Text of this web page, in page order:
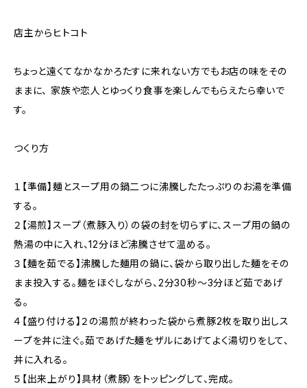
店主からヒトコト
ちょっと遠くてなかなかろたすに来れない方でもお店の味をその
ままに、 家族や恋人とゆっくり食事を楽しんでもらえたら幸いで
す。
つくり方
１【準備】麺とスープ用の鍋二つに沸騰したたっぷりのお湯を準備
する。
２【湯煎】スープ（煮豚入り）の袋の封を切らずに、スープ用の鍋の
熱湯の中に入れ、12分ほど沸騰させて温める。
３【麺を茹でる】沸騰した麺用の鍋に、袋から取り出した麺をその
まま投入する。麺をほぐしながら、2分30秒～3分ほど茹であげ
る。
４【盛り付ける】２の湯煎が終わった袋から煮豚2枚を取り出しス
ープを丼に注ぐ。茹であげた麺をザルにあげてよく湯切りをして、
丼に入れる。
５【出来上がり】具材（煮豚）をトッピングして、完成。